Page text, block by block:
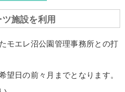
ツ施設を利用
モエレ沼公園管理事務所との打
望日の前々月までとなります。